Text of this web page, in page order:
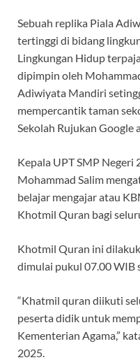
Sebuah replika Piala
tertinggi di bidang
Lingkungan Hidup
dipimpin oleh
Adiwiyata Mandiri
mempercantik taman
Sekolah Rujukan Google
Kepala UPT SMP Negeri
Mohammad Salim
belajar mengajar atau
Khotmil Quran bagi
Khotmil Quran ini
dimulai pukul 07.00 WIB
“Khatmil quran diikuti
peserta didik untuk
Kementerian Agama,”
2025.